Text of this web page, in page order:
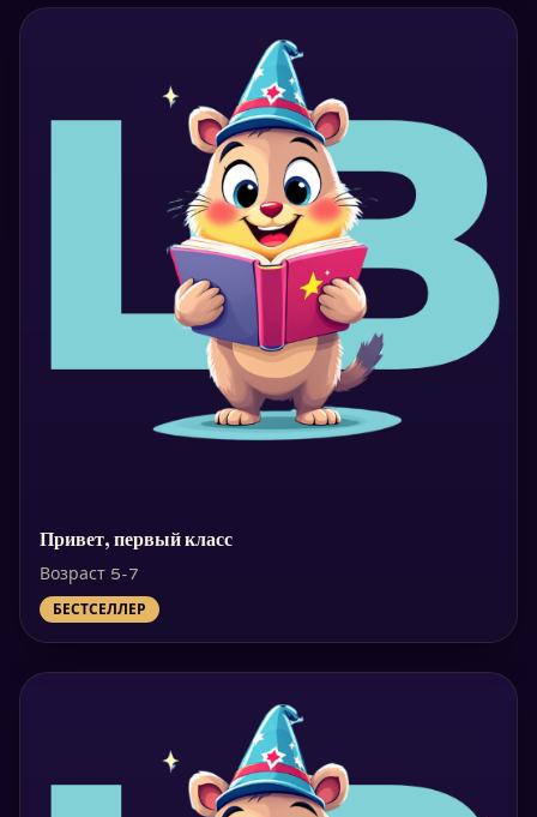
Привет, первый класс
Возраст 5-7
БЕСТСЕЛЛЕР